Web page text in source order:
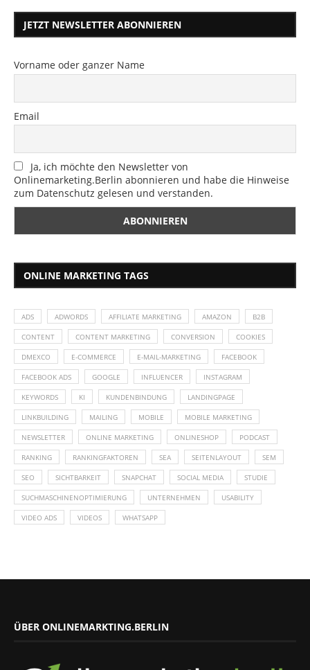
JETZT NEWSLETTER ABONNIEREN
Vorname oder ganzer Name
Email
Ja, ich möchte den Newsletter von
Onlinemarketing.Berlin abonnieren und habe die Hinweise
zum Datenschutz gelesen und verstanden.
ONLINE MARKETING TAGS
ADS ADWORDS AFFILIATE MARKETING AMAZON B2B
CONTENT CONTENT MARKETING CONVERSION COOKIES
DMEXCO E-COMMERCE E-MAIL-MARKETING FACEBOOK
FACEBOOK ADS GOOGLE INFLUENCER INSTAGRAM
KEYWORDS KI KUNDENBINDUNG LANDINGPAGE
LINKBUILDING MAILING MOBILE MOBILE MARKETING
NEWSLETTER ONLINE MARKETING ONLINESHOP PODCAST
RANKING RANKINGFAKTOREN SEA SEITENLAYOUT SEM
SEO SICHTBARKEIT SNAPCHAT SOCIAL MEDIA STUDIE
SUCHMASCHINENOPTIMIERUNG UNTERNEHMEN USABILITY
VIDEO ADS VIDEOS WHATSAPP
ÜBER ONLINEMARKTING.BERLIN